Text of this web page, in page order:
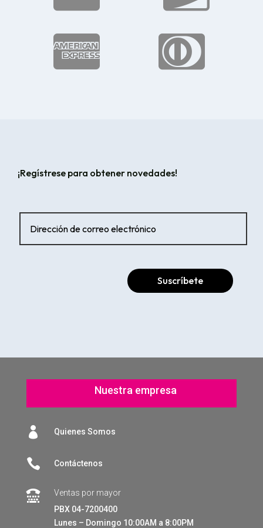


¡Regístrese para obtener novedades!
Suscríbete
Nuestra empresa
 Quienes Somos
 Contáctenos

Ventas por mayor
PBX 04-7200400
Lunes – Domingo 10:00AM a 8:00PM